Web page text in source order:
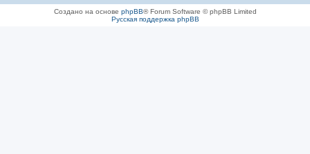
Создано на основе phpBB® Forum Software © phpBB Limited
Русская поддержка phpBB